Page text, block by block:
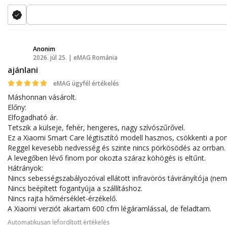
Anonim
2026. júl 25. | eMAG Románia
ajánlani
eMAG ügyfél értékelés
Máshonnan vásárolt.
Előny:
Elfogadható ár.
Tetszik a külseje, fehér, hengeres, nagy szívószűrővel.
Ez a Xiaomi Smart Care légtisztító modell hasznos, csökkenti a
Reggel kevesebb nedvesség és szinte nincs pörkösödés az orrban.
A levegőben lévő finom por okozta száraz köhögés is eltűnt.
Hátrányok:
Nincs sebességszabályozóval ellátott infravörös távirányítója
Nincs beépített fogantyúja a szállításhoz.
Nincs rajta hőmérséklet-érzékelő.
A Xiaomi verziót akartam 600 cfm légáramlással, de feladtam.
Okok: Magas ár, szürke, nem fehér, és nem ugyanolyan a
Automatikusan lefordított értékelés